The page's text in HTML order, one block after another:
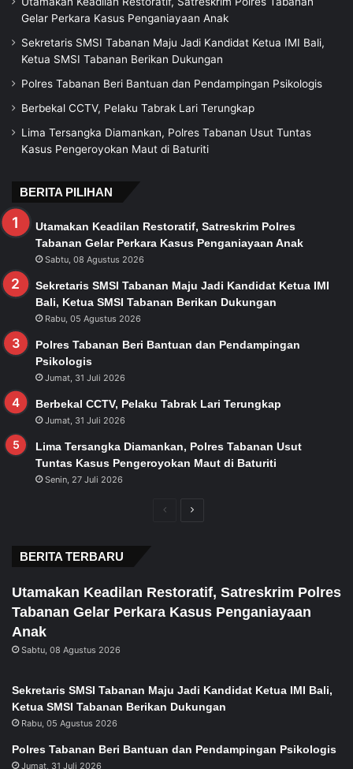
Gelar Perkara Kasus Penganiayaan Anak
Sekretaris SMSI Tabanan Maju Jadi Kandidat Ketua IMI Bali,
Ketua SMSI Tabanan Berikan Dukungan
Polres Tabanan Beri Bantuan dan Pendampingan Psikologis
Berbekal CCTV, Pelaku Tabrak Lari Terungkap
Lima Tersangka Diamankan, Polres Tabanan Usut Tuntas
Kasus Pengeroyokan Maut di Baturiti
BERITA PILIHAN
Utamakan Keadilan Restoratif, Satreskrim Polres
Tabanan Gelar Perkara Kasus Penganiayaan Anak
Sabtu, 08 Agustus 2026
Sekretaris SMSI Tabanan Maju Jadi Kandidat Ketua IMI
Bali, Ketua SMSI Tabanan Berikan Dukungan
Rabu, 05 Agustus 2026
Polres Tabanan Beri Bantuan dan Pendampingan
Psikologis
Jumat, 31 Juli 2026
Berbekal CCTV, Pelaku Tabrak Lari Terungkap
Jumat, 31 Juli 2026
Lima Tersangka Diamankan, Polres Tabanan Usut
Tuntas Kasus Pengeroyokan Maut di Baturiti
Senin, 27 Juli 2026
PreviousNext
BERITA TERBARU
Utamakan Keadilan Restoratif, Satreskrim Polres
Tabanan Gelar Perkara Kasus Penganiayaan
Anak
Sabtu, 08 Agustus 2026
Sekretaris SMSI Tabanan Maju Jadi Kandidat Ketua IMI Bali,
Ketua SMSI Tabanan Berikan Dukungan
Rabu, 05 Agustus 2026
Polres Tabanan Beri Bantuan dan Pendampingan Psikologis
Jumat, 31 Juli 2026